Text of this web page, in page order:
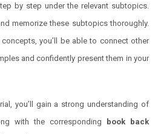
by step under the relevant subtopics.
memorize these subtopics thoroughly.
you’ll be able to connect other
and confidently present them in your
you’ll gain a strong understanding of
with the corresponding
book back